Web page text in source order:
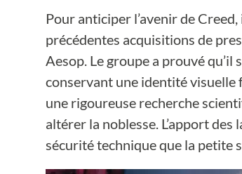
Pour anticiper l’avenir de
précédentes acquisitions de
Aesop. Le groupe a prouvé
conservant une identité visuelle
une rigoureuse recherche
altérer la noblesse. L’apport
sécurité technique que la petite